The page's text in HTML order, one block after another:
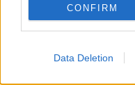
CONFIRM
Data Deletion